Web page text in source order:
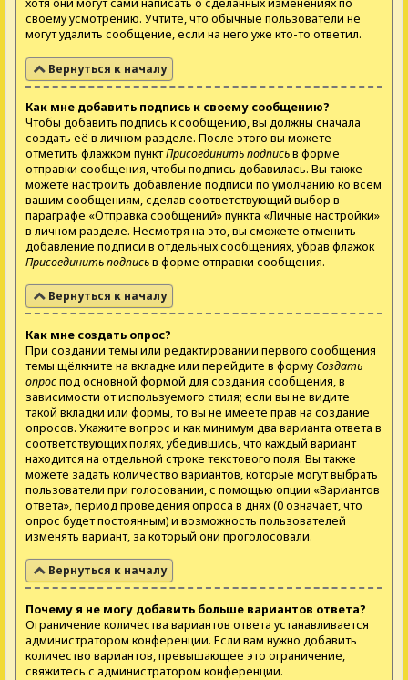
хотя они могут сами написать о сделанных изменениях по
своему усмотрению. Учтите, что обычные пользователи не
могут удалить сообщение, если на него уже кто-то ответил.
Вернуться к началу
Как мне добавить подпись к своему сообщению?
Чтобы добавить подпись к сообщению, вы должны сначала
создать её в личном разделе. После этого вы можете
отметить флажком пунктПрисоединить подписьв форме
отправки сообщения, чтобы подпись добавилась. Вы также
можете настроить добавление подписи по умолчанию ко всем
вашим сообщениям, сделав соответствующий выбор в
параграфе «Отправка сообщений» пункта «Личные настройки»
в личном разделе. Несмотря на это, вы сможете отменить
добавление подписи в отдельных сообщениях, убрав флажок
Присоединить подписьв форме отправки сообщения.
Вернуться к началу
Как мне создать опрос?
При создании темы или редактировании первого сообщения
темы щёлкните на вкладке или перейдите в формуСоздать
опроспод основной формой для создания сообщения, в
зависимости от используемого стиля; если вы не видите
такой вкладки или формы, то вы не имеете прав на создание
опросов. Укажите вопрос и как минимум два варианта ответа в
соответствующих полях, убедившись, что каждый вариант
находится на отдельной строке текстового поля. Вы также
можете задать количество вариантов, которые могут выбрать
пользователи при голосовании, с помощью опции «Вариантов
ответа», период проведения опроса в днях (0 означает, что
опрос будет постоянным) и возможность пользователей
изменять вариант, за который они проголосовали.
Вернуться к началу
Почему я не могу добавить больше вариантов ответа?
Ограничение количества вариантов ответа устанавливается
администратором конференции. Если вам нужно добавить
количество вариантов, превышающее это ограничение,
свяжитесь с администратором конференции.